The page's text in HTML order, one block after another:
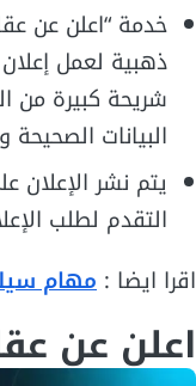
خدمة “اعلن عن
ذهبية لعمل
شريحة كبيرة من
البيانات الصحيحة
التقدم لطلب
اقرا ايضا : مهام
اعلن عن